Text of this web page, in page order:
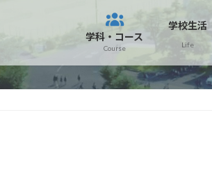
学科・コース
Course
学校生活
Life